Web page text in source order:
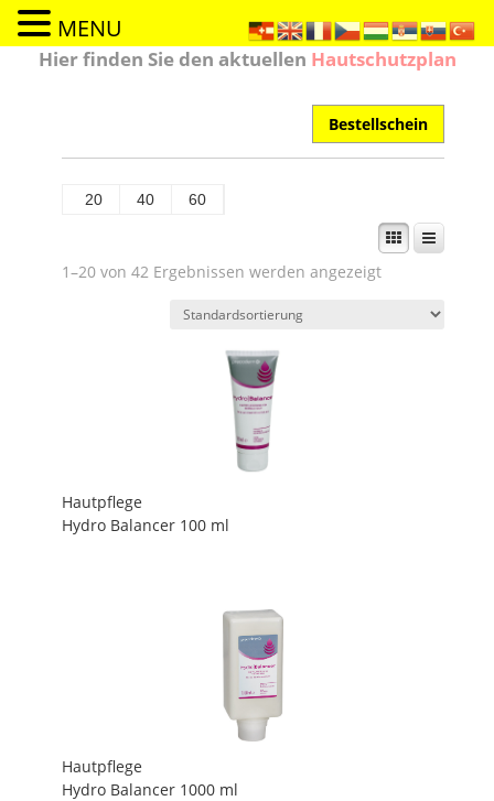
Hier finden Sie den aktuellen Hautschutzplan
Bestellschein
20 40 60
1–20 von 42 Ergebnissen werden angezeigt
Hautpflege
Hydro Balancer 100 ml
Hautpflege
Hydro Balancer 1000 ml
MENU